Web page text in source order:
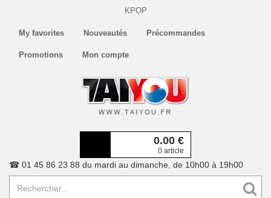
KPOP
My favorites Nouveautés Précommandes
Promotions Mon compte
0.00 €
0 article
☎ 01 45 86 23 88 du mardi au dimanche, de 10h00 à 19h00